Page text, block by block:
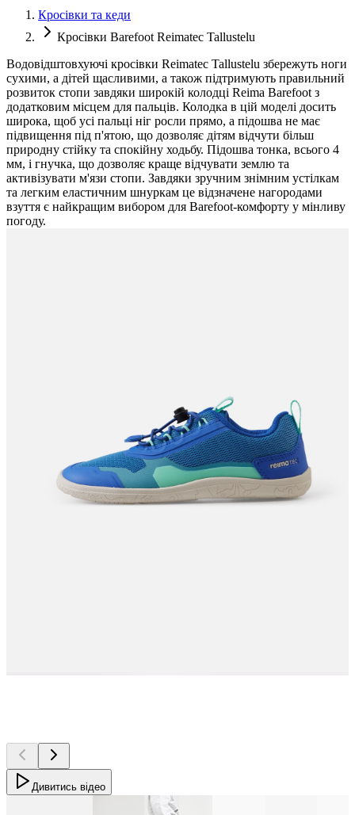
Кросівки та кеди
Кросівки Barefoot Reimatec Tallustelu
Водовідштовхуючі кросівки Reimatec Tallustelu збережуть ноги
сухими, а дітей щасливими, а також підтримують правильний
розвиток стопи завдяки широкій колодці Reima Barefoot з
додатковим місцем для пальців. Колодка в цій моделі досить
широка, щоб усі пальці ніг росли прямо, а підошва не має
підвищення під п'ятою, що дозволяє дітям відчути більш
природну стійку та спокійну ходьбу. Підошва тонка, всього 4
мм, і гнучка, що дозволяє краще відчувати землю та
активізувати м'язи стопи. Завдяки зручним знімним устілкам
та легким еластичним шнуркам це відзначене нагородами
взуття є найкращим вибором для Barefoot-комфорту у мінливу
погоду.
Дивитись відео